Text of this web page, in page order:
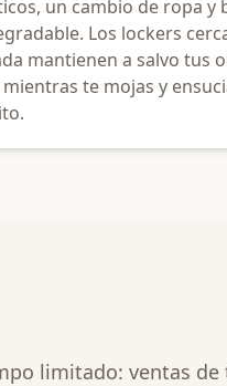
un cambio de ropa y
Los lockers
mantienen a salvo tus
te mojas y
limitado: ventas de